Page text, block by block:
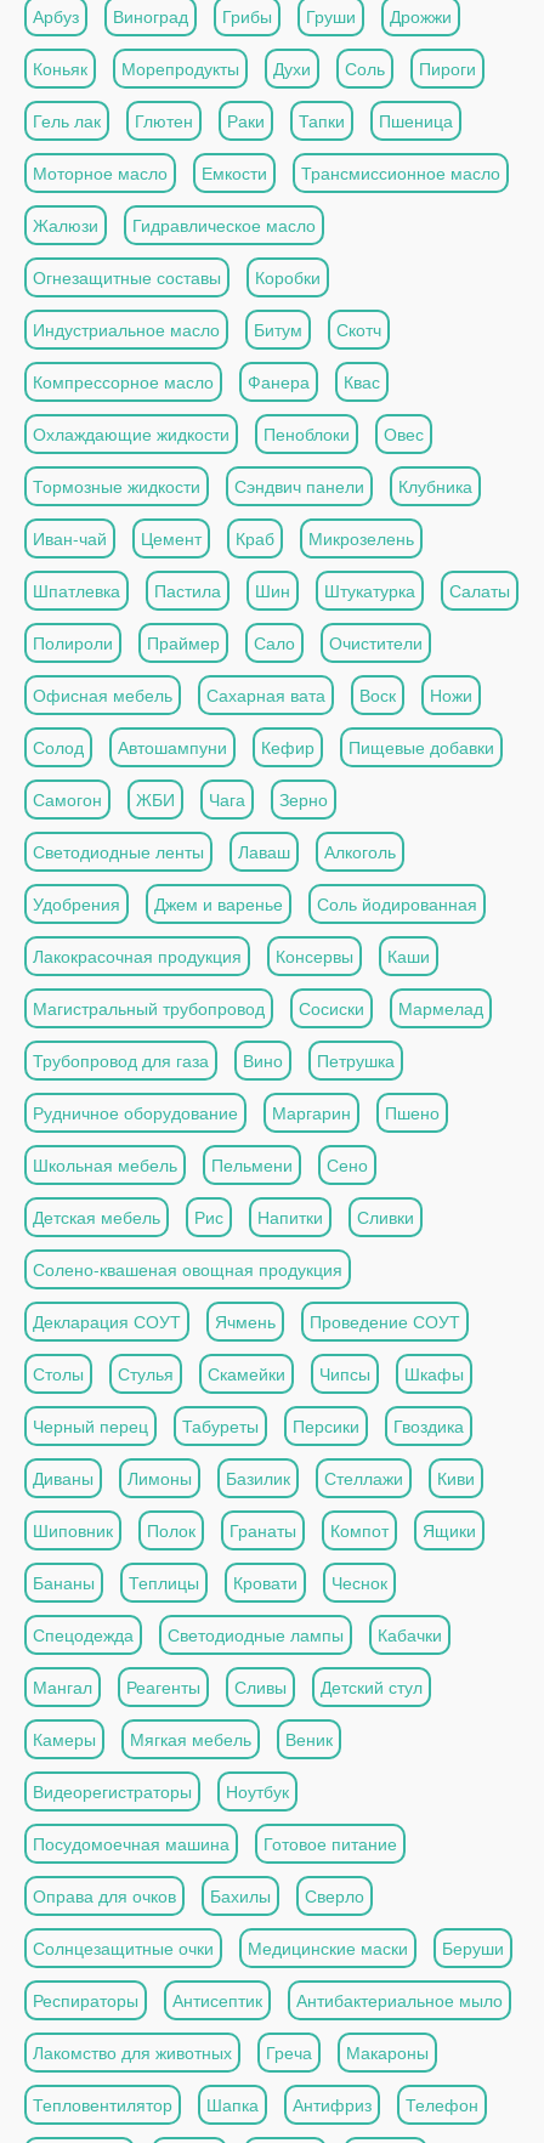
Арбуз Виноград Грибы Груши Дрожжи
Коньяк Морепродукты Духи Соль Пироги
Гель лак Глютен Раки Тапки Пшеница
Моторное масло Емкости Трансмиссионное масло
Жалюзи Гидравлическое масло
Огнезащитные составы Коробки
Индустриальное масло Битум Скотч
Компрессорное масло Фанера Квас
Охлаждающие жидкости Пеноблоки Овес
Тормозные жидкости Сэндвич панели Клубника
Иван-чай Цемент Краб Микрозелень
Шпатлевка Пастила Шин Штукатурка Салаты
Полироли Праймер Сало Очистители
Офисная мебель Сахарная вата Воск Ножи
Солод Автошампуни Кефир Пищевые добавки
Самогон ЖБИ Чага Зерно
Светодиодные ленты Лаваш Алкоголь
Удобрения Джем и варенье Соль йодированная
Лакокрасочная продукция Консервы Каши
Магистральный трубопровод Сосиски Мармелад
Трубопровод для газа Вино Петрушка
Рудничное оборудование Маргарин Пшено
Школьная мебель Пельмени Сено
Детская мебель Рис Напитки Сливки
Солено-квашеная овощная продукция
Декларация СОУТ Ячмень Проведение СОУТ
Столы Стулья Скамейки Чипсы Шкафы
Черный перец Табуреты Персики Гвоздика
Диваны Лимоны Базилик Стеллажи Киви
Шиповник Полок Гранаты Компот Ящики
Бананы Теплицы Кровати Чеснок
Спецодежда Светодиодные лампы Кабачки
Мангал Реагенты Сливы Детский стул
Камеры Мягкая мебель Веник
Видеорегистраторы Ноутбук
Посудомоечная машина Готовое питание
Оправа для очков Бахилы Сверло
Солнцезащитные очки Медицинские маски Беруши
Респираторы Антисептик Антибактериальное мыло
Лакомство для животных Греча Макароны
Тепловентилятор Шапка Антифриз Телефон